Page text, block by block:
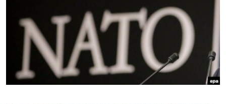
ПРОПАВШИЕ БЕЗ ВЕСТИ
ПОБЕДИТЕЛЕЙ НЕ СУДЯТ?
КРЫМ.НЕПОКОРЕННЫЙ
ELIFBE
Qırımtatar
ПРИСОЕДИНЯЙТЕСЬ!